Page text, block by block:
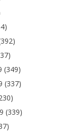
(349)
(337)
(339)